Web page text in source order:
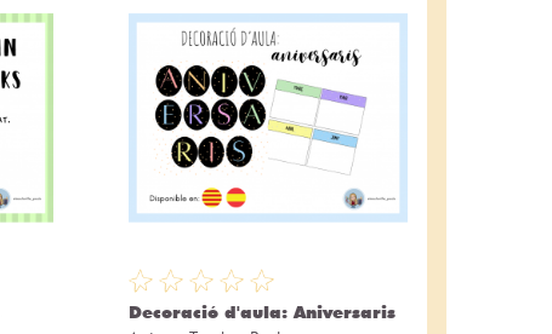
Decoració d'aula: Aniversaris